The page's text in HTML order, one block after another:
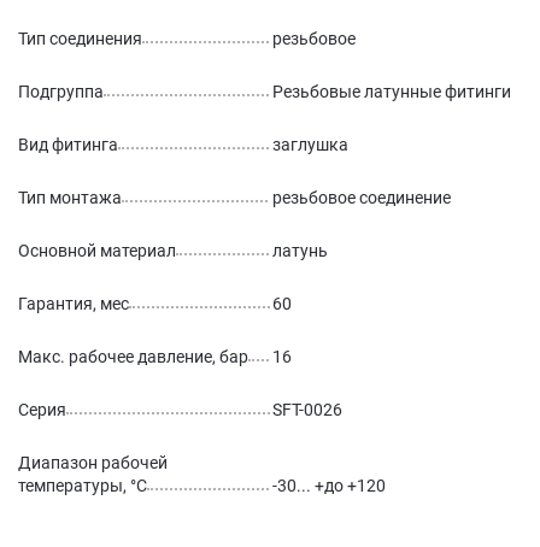
Тип соединения резьбовое
Подгруппа Резьбовые латунные фитинги
Вид фитинга заглушка
Тип монтажа резьбовое соединение
Основной материал латунь
Гарантия, мес 60
Макс. рабочее давление, бар 16
Серия SFT-0026
Диапазон рабочей
температуры, °С
-30... +до +120